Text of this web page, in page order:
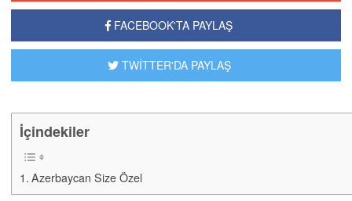
FACEBOOK'TA PAYLAŞ
TWİTTER'DA PAYLAŞ
İçindekiler
Azerbaycan Size Özel